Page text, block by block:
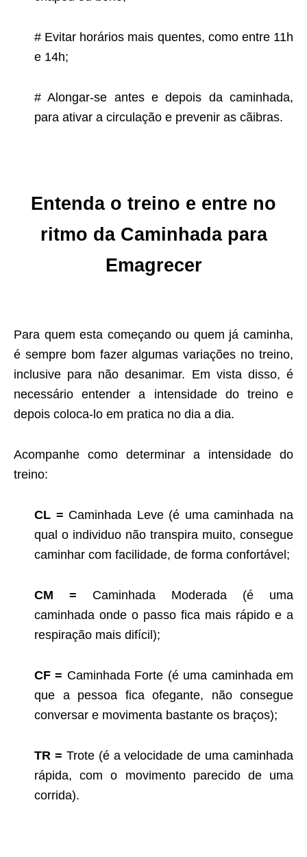
# Evitar horários mais quentes, como entre 11h
e 14h;
# Alongar-se antes e depois da caminhada,
para ativar a circulação e prevenir as cãibras.
Entenda o treino e entre no
ritmo da Caminhada para
Emagrecer
Para quem esta começando ou quem já caminha,
é sempre bom fazer algumas variações no treino,
inclusive para não desanimar. Em vista disso, é
necessário entender a intensidade do treino e
depois coloca-lo em pratica no dia a dia.
Acompanhe como determinar a intensidade do
treino:
CL = Caminhada Leve (é uma caminhada na
qual o individuo não transpira muito, consegue
caminhar com facilidade, de forma confortável;
CM = Caminhada Moderada (é uma
caminhada onde o passo fica mais rápido e a
respiração mais difícil);
CF = Caminhada Forte (é uma caminhada em
que a pessoa fica ofegante, não consegue
conversar e movimenta bastante os braços);
TR = Trote (é a velocidade de uma caminhada
rápida, com o movimento parecido de uma
corrida).